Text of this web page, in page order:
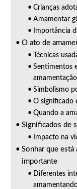
Crianças
Amamentar
Importância
O ato de
Técnicas
Sentimentos
amamentação
Simbolismo
O significado
Quando a
Significados de
Impacto na
Sonhar que
importante
Diferentes